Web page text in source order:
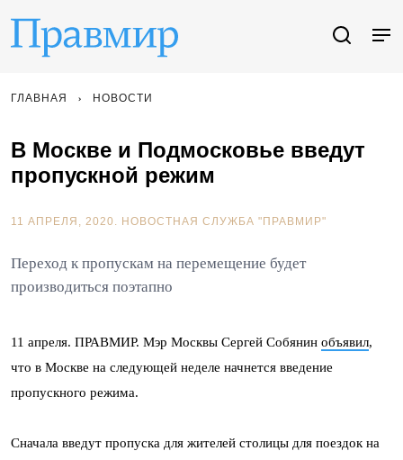
ГЛАВНАЯ НОВОСТИ
В Москве и Подмосковье введут
пропускной режим
11 АПРЕЛЯ, 2020. НОВОСТНАЯ СЛУЖБА "ПРАВМИР"
Переход к пропускам на перемещение будет
производиться поэтапно
11 апреля. ПРАВМИР. Мэр Москвы Сергей Собянин объявил,
что в Москве на следующей неделе начнется введение
пропускного режима.
Сначала введут пропуска для жителей столицы для поездок на